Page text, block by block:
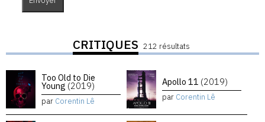
CRITIQUES 212 résultats
Too Old to Die
Young (2019)
par Corentin Lê
Apollo 11 (2019)
par Corentin Lê